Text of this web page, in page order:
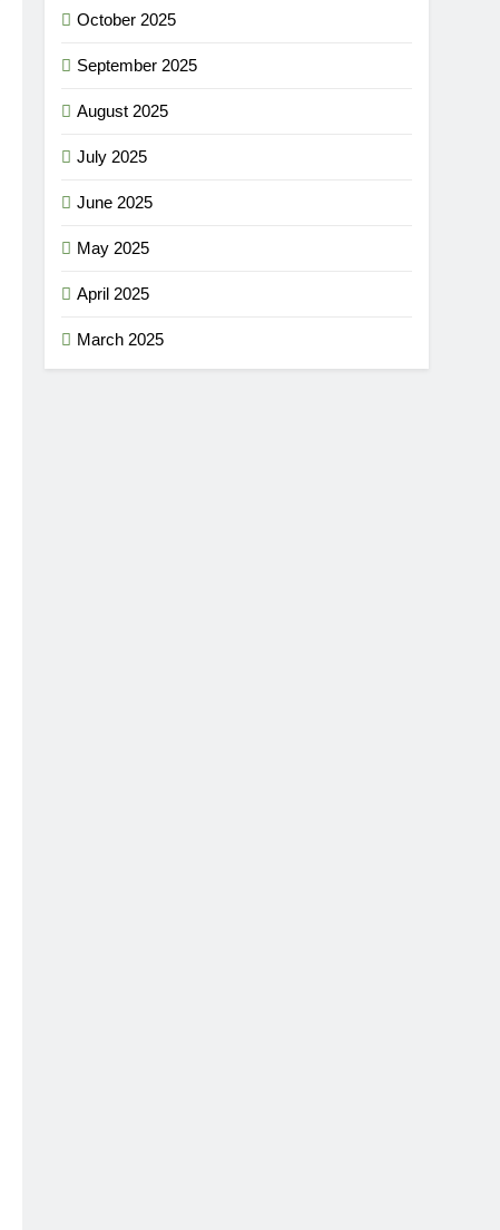
October 2025
September 2025
August 2025
July 2025
June 2025
May 2025
April 2025
March 2025